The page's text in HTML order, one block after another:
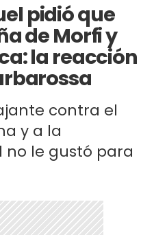
pidió que
de Morfi y
la reacción
contra el
y a la
le gustó para